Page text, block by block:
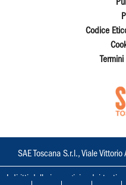
Codice
SAE Toscana S.r.l., Viale
I diritti delle immagini e dei testi